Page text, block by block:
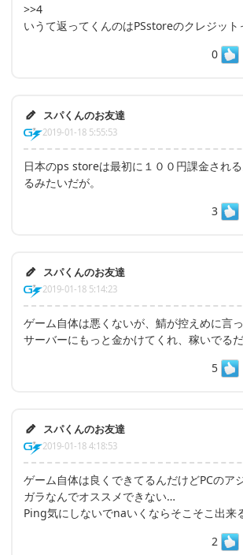
>>4
いうて返ってくんのはPSstoreのクレジット
0
スパくんのお友達
2019-01-18 5:55:53
日本のps storeは最初に１００円課金される
るみたいだが。
3
スパくんのお友達
2019-01-18 5:14:23
ゲーム自体は悪くないが、鯖が控えめに言
サーバーにもっと金かけてくれ、稼いでる
5
スパくんのお友達
2019-01-18 4:18:53
ゲーム自体は良くできてるんだけどPCのア
ガラなんでオススメできない…
Ping気にしないでnaいくならそこそこ出来
2